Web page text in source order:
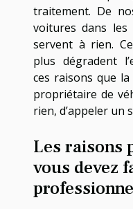
traitement. De
voitures dans
servent à rien.
plus dégradent
ces raisons que
propriétaire de
rien, d’appeler un
Les raisons
vous devez